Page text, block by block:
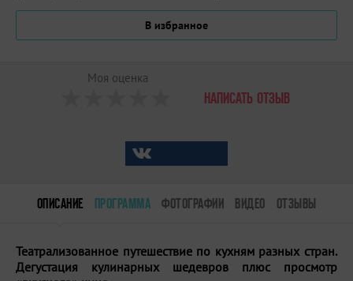
В избранное
Моя оценка
НАПИСАТЬ ОТЗЫВ
ОПИСАНИЕ ПРОГРАММА ФОТОГРАФИИ ВИДЕО ОТЗЫВЫ
Театрализованное путешествие по кухням разных стран.
Дегустация кулинарных шедевров плюс просмотр